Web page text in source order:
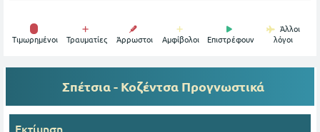
Tιμωρημένοι Τραυματίες Άρρωστοι Αμφίβολοι Επιστρέφουν
Άλλοι
λόγοι
Σπέτσια - Κοζέντσα Προγνωστικά
Εκτίμηση